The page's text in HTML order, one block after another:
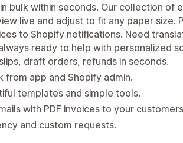
bulk within seconds. Our collection of
live and adjust to fit any paper size.
to Shopify notifications. Need
ready to help with personalized
draft orders, refunds in seconds.
from app and Shopify admin.
templates and simple tools.
with PDF invoices to your customers
and custom requests.